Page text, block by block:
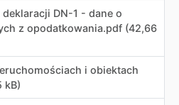
DN-1 - dane o
z opodatkowania.pdf (42,66
i obiektach
kB)